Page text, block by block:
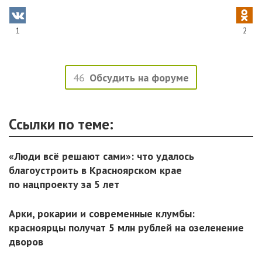
1 2
46 Обсудить на форуме
Ссылки по теме:
«Люди всё решают сами»: что удалось
благоустроить в Красноярском крае
по нацпроекту за 5 лет
Арки, рокарии и современные клумбы:
красноярцы получат 5 млн рублей на озеленение
дворов